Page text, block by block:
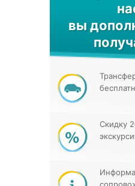
вы
Скидку